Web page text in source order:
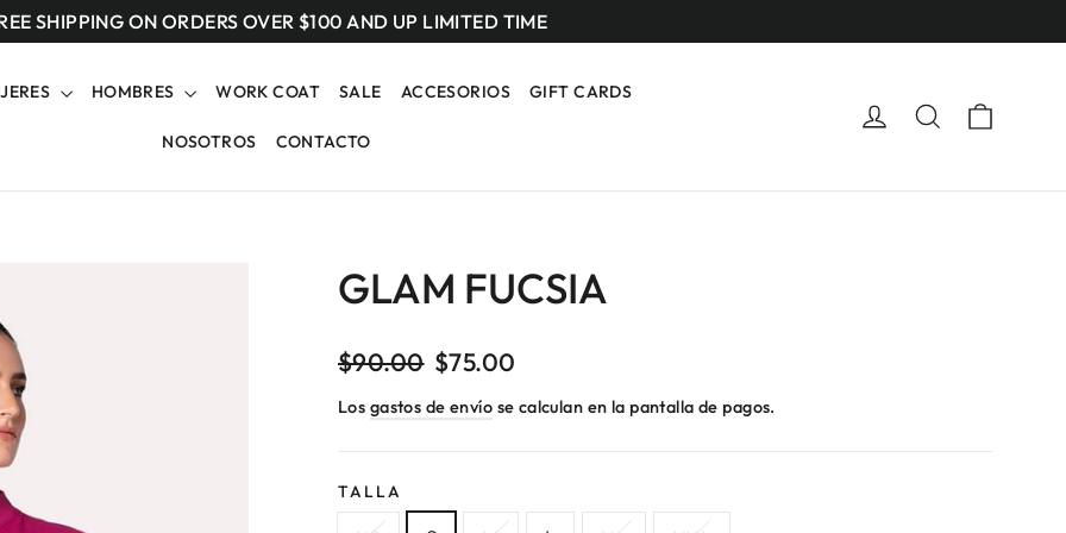
SHIPPING ON ORDERS OVER $100 AND UP LIMITED TIME
HOMBRES WORK COAT SALE ACCESORIOS GIFT CARDS
NOSOTROS CONTACTO
Ingresar Buscar
GLAM FUCSIA
Precio
$90.00 Precio
oferta
$75.00
Los gastos de envío se calculan en la pantalla de pagos.
TALLA